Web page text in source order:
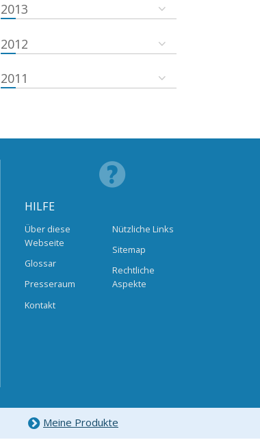
2013
2012
2011
HILFE
Über diese
Webseite
Glossar
Presseraum
Kontakt
Nützliche Links
Sitemap
Rechtliche
Aspekte
Meine Produkte